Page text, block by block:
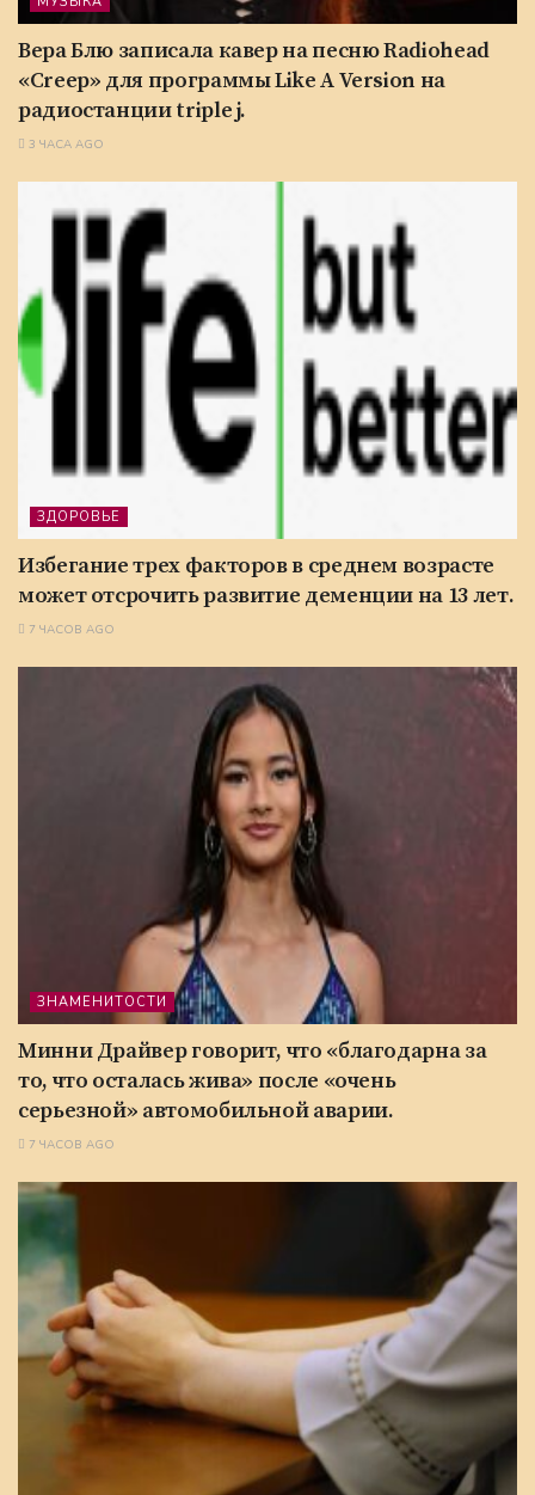
Вера Блю записала кавер на песню Radiohead
«Creep» для программы Like A Version на
радиостанции triple j.
3 ЧАСА AGO
ЗДОРОВЬЕ
Избегание трех факторов в среднем возрасте
может отсрочить развитие деменции на 13 лет.
7 ЧАСОВ AGO
ЗНАМЕНИТОСТИ
Минни Драйвер говорит, что «благодарна за
то, что осталась жива» после «очень
серьезной» автомобильной аварии.
7 ЧАСОВ AGO